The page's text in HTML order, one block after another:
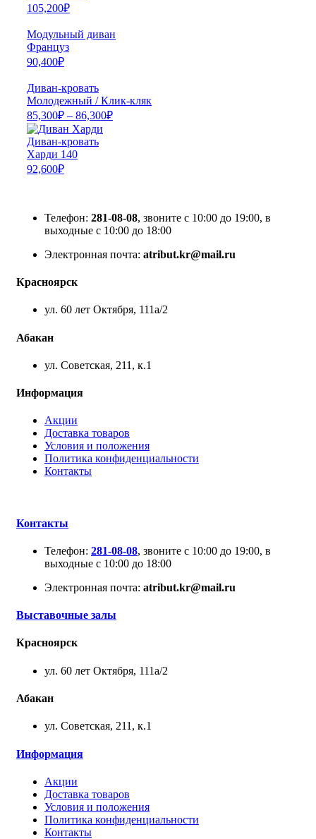
105,200₽
Модульный диван
Француз
90,400₽
Диван-кровать
Молодежный / Клик-кляк
85,300₽ – 86,300₽
Диван-кровать
Харди 140
92,600₽
Телефон: 281-08-08, звоните с 10:00 до 19:00, в
выходные с 10:00 до 18:00
Электронная почта: atribut.kr@mail.ru
Красноярск
ул. 60 лет Октября, 111а/2
Абакан
ул. Советская, 211, к.1
Информация
Акции
Доставка товаров
Условия и положения
Политика конфиденциальности
Контакты
Контакты
Телефон: 281-08-08, звоните с 10:00 до 19:00, в
выходные с 10:00 до 18:00
Электронная почта: atribut.kr@mail.ru
Выставочные залы
Красноярск
ул. 60 лет Октября, 111а/2
Абакан
ул. Советская, 211, к.1
Информация
Акции
Доставка товаров
Условия и положения
Политика конфиденциальности
Контакты